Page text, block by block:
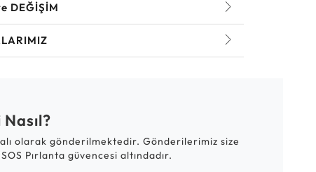
DEĞİŞİM
olarak gönderilmektedir. Gönderilerimiz size
Pırlanta güvencesi altındadır.